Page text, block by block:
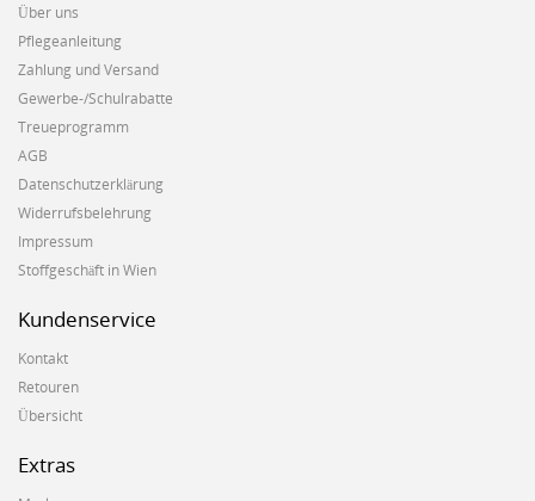
Über uns
Pflegeanleitung
Zahlung und Versand
Gewerbe-/Schulrabatte
Treueprogramm
AGB
Datenschutzerklärung
Widerrufsbelehrung
Impressum
Stoffgeschäft in Wien
Kundenservice
Kontakt
Retouren
Übersicht
Extras